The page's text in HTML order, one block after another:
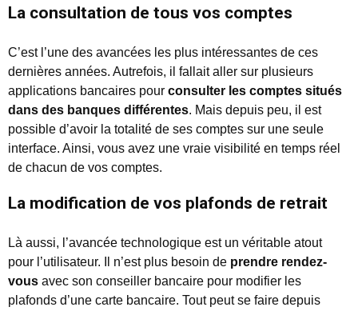
La consultation de tous vos comptes
C’est l’une des avancées les plus intéressantes de ces
dernières années. Autrefois, il fallait aller sur plusieurs
applications bancaires pour consulter les comptes situés
dans des banques différentes. Mais depuis peu, il est
possible d’avoir la totalité de ses comptes sur une seule
interface. Ainsi, vous avez une vraie visibilité en temps réel
de chacun de vos comptes.
La modification de vos plafonds de retrait
Là aussi, l’avancée technologique est un véritable atout
pour l’utilisateur. Il n’est plus besoin de prendre rendez-
vous avec son conseiller bancaire pour modifier les
plafonds d’une carte bancaire. Tout peut se faire depuis